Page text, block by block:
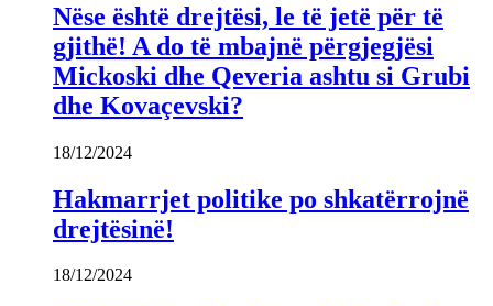
Nëse është drejtësi, le të jetë për të
gjithë! A do të mbajnë përgjegjësi
Mickoski dhe Qeveria ashtu si Grubi
dhe Kovaçevski?
18/12/2024
Hakmarrjet politike po shkatërrojnë
drejtësinë!
18/12/2024